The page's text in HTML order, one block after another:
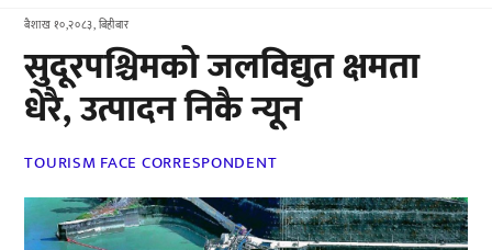
बैशाख १०,२०८३, बिहीबार
सुदूरपश्चिमको जलविद्युत क्षमता
धेरै, उत्पादन निकै न्यून
TOURISM FACE CORRESPONDENT